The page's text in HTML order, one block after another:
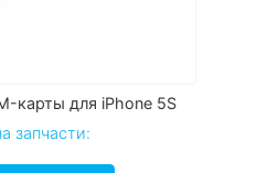
карты для iPhone 5S
запчасти: